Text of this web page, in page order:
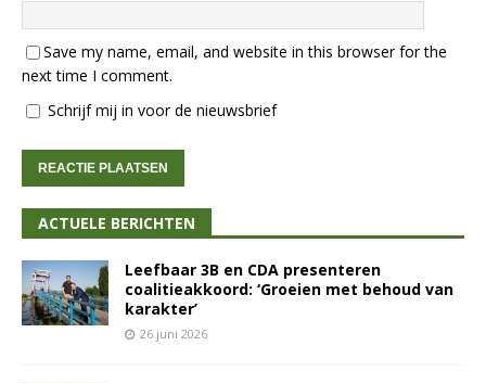
Save my name, email, and website in this browser for the
next time I comment.
Schrijf mij in voor de nieuwsbrief
ACTUELE BERICHTEN
Leefbaar 3B en CDA presenteren
coalitieakkoord: ‘Groeien met behoud van
karakter’
26 juni 2026